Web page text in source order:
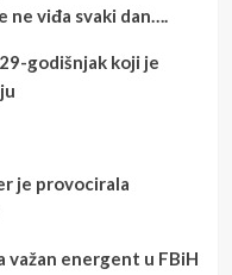
ne viđa svaki dan….
godišnjak koji je
je provocirala
važan energent u FBiH